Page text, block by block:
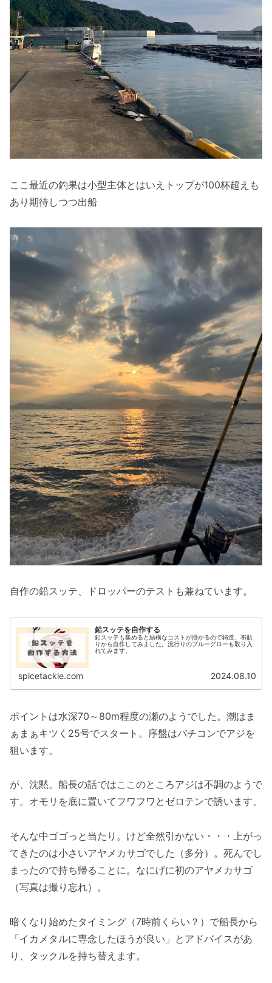
ここ最近の釣果は小型主体とはいえトップが100杯超えも
あり期待しつつ出船
自作の鉛スッテ、ドロッパーのテストも兼ねています。
鉛スッテを自作する
鉛スッテも集めると結構なコストが掛かるので鋳造、布貼
りから自作してみました。流行りのブルーグローも取り入
れてみます。
spicetackle.com 2024.08.10
ポイントは水深70～80m程度の瀬のようでした。潮はま
ぁまぁキツく25号でスタート。序盤はバチコンでアジを
狙います。
が、沈黙。船長の話ではここのところアジは不調のようで
す。オモリを底に置いてフワフワとゼロテンで誘います。
そんな中ゴゴっと当たり。けど全然引かない・・・上がっ
てきたのは小さいアヤメカサゴでした（多分）。死んでし
まったので持ち帰ることに。なにげに初のアヤメカサゴ
（写真は撮り忘れ）。
暗くなり始めたタイミング（7時前くらい？）で船長から
「イカメタルに専念したほうが良い」とアドバイスがあ
り、タックルを持ち替えます。